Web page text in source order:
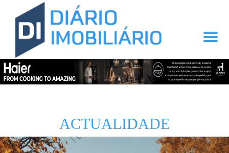
ACTUALIDADE